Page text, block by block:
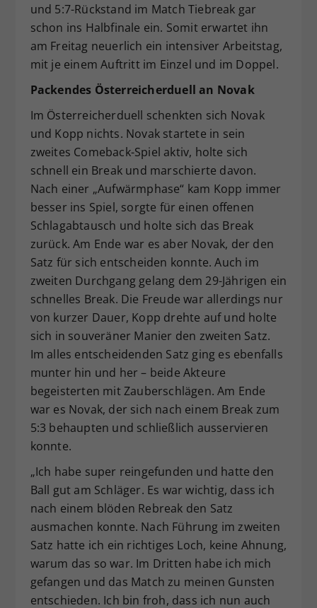
und 5:7-Rückstand im Match Tiebreak gar
schon ins Halbfinale ein. Somit erwartet ihn
am Freitag neuerlich ein intensiver Arbeitstag,
mit je einem Auftritt im Einzel und im Doppel.
Packendes Österreicherduell an Novak
Im Österreicherduell schenkten sich Novak
und Kopp nichts. Novak startete in sein
zweites Comeback-Spiel aktiv, holte sich
schnell ein Break und marschierte davon.
Nach einer „Aufwärmphase“ kam Kopp immer
besser ins Spiel, sorgte für einen offenen
Schlagabtausch und holte sich das Break
zurück. Am Ende war es aber Novak, der den
Satz für sich entscheiden konnte. Auch im
zweiten Durchgang gelang dem 29-Jährigen ein
schnelles Break. Die Freude war allerdings nur
von kurzer Dauer, Kopp drehte auf und holte
sich in souveräner Manier den zweiten Satz.
Im alles entscheidenden Satz ging es ebenfalls
munter hin und her – beide Akteure
begeisterten mit Zauberschlägen. Am Ende
war es Novak, der sich nach einem Break zum
5:3 behaupten und schließlich ausservieren
konnte.
„Ich habe super reingefunden und hatte den
Ball gut am Schläger. Es war wichtig, dass ich
nach einem blöden Rebreak den Satz
ausmachen konnte. Nach Führung im zweiten
Satz hatte ich ein richtiges Loch, keine Ahnung,
warum das so war. Im Dritten habe ich mich
gefangen und das Match zu meinen Gunsten
entschieden. Ich bin froh, dass ich nun auch